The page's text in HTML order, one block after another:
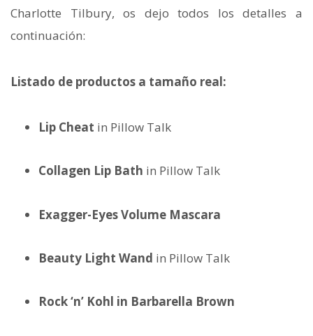
Charlotte Tilbury, os dejo todos los detalles a
continuación:
Listado de productos a tamaño real:
Lip Cheat in Pillow Talk
Collagen Lip Bath in Pillow Talk
Exagger-Eyes Volume Mascara
Beauty Light Wand in Pillow Talk
Rock ‘n’ Kohl in Barbarella Brown